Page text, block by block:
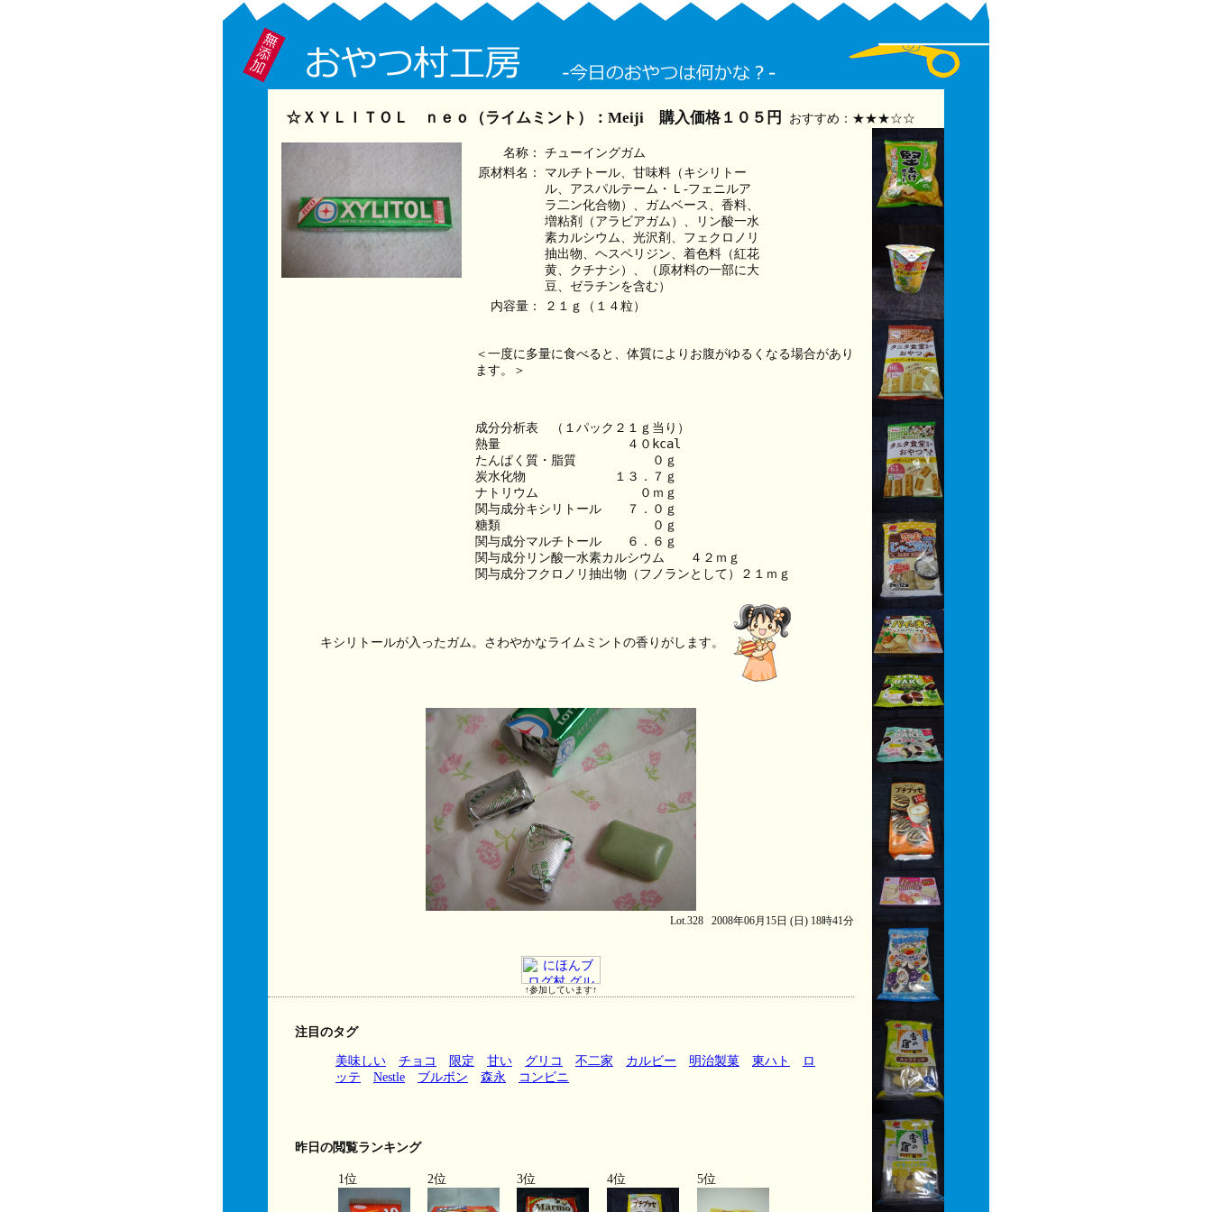
☆ＸＹＬＩＴＯＬ ｎｅｏ（ライムミント）：Meiji 購入価格１０５円 おすすめ：★★★☆☆
名称：
チューイングガム
原材料名：
マルチトール、甘味料（キシリトー
ル、アスパルテーム・Ｌ‐フェニルア
ラ二ン化合物）、ガムベース、香料、
増粘剤（アラビアガム）、リン酸一水
素カルシウム、光沢剤、フェクロノリ
抽出物、ヘスペリジン、着色料（紅花
黄、クチナシ）、（原材料の一部に大
豆、ゼラチンを含む）
内容量：
２１ｇ（１４粒）
＜一度に多量に食べると、体質によりお腹がゆるくなる場合があり
ます。＞
成分分析表　（１パック２１ｇ当り）
熱量　　　　　　　　　　４０kcal
たんぱく質・脂質　　　　　　０ｇ
炭水化物　　　　　　　１３．７ｇ
ナトリウム　　　　　　　　０ｍｇ
関与成分キシリトール　　７．０ｇ
糖類　　　　　　　　　　　　０ｇ
関与成分マルチトール　　６．６ｇ
関与成分リン酸一水素カルシウム　　４２ｍｇ
関与成分フクロノリ抽出物（フノランとして）２１ｍｇ
キシリトールが入ったガム。さわやかなライムミントの香りがします。
Lot.328 2008年06月15日 (日) 18時41分
↑参加しています↑
注目のタグ
美味しい チョコ 限定 甘い グリコ 不二家 カルビー 明治製菓 東ハト
ロ
ッテ
Nestle ブルボン 森永 コンビニ
昨日の閲覧ランキング
1位 2位 3位 4位 5位